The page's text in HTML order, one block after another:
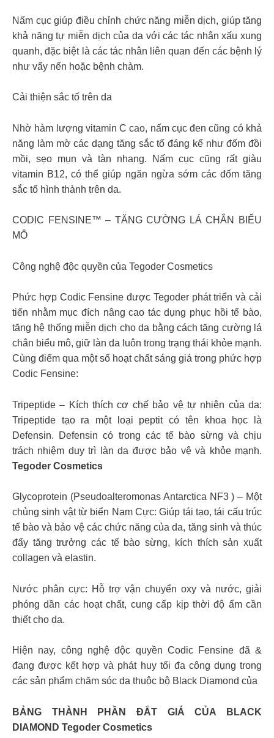
Nấm cục giúp điều chỉnh chức năng miễn dịch, giúp tăng
khả năng tự miễn dịch của da với các tác nhân xấu xung
quanh, đặc biệt là các tác nhân liên quan đến các bệnh lý
như vẩy nến hoặc bệnh chàm.
Cải thiện sắc tố trên da
Nhờ hàm lượng vitamin C cao, nấm cục đen cũng có khả
năng làm mờ các dạng tăng sắc tố đáng kể như đốm đồi
mồi, sẹo mụn và tàn nhang. Nấm cục cũng rất giàu
vitamin B12, có thể giúp ngăn ngừa sớm các đốm tăng
sắc tố hình thành trên da.
CODIC FENSINE™ – TĂNG CƯỜNG LÁ CHẮN BIỂU
MÔ
Công nghệ độc quyền của Tegoder Cosmetics
Phức hợp Codic Fensine được Tegoder phát triển và cải
tiến nhằm mục đích nâng cao tác dụng phục hồi tế bào,
tăng hệ thống miễn dịch cho da bằng cách tăng cường lá
chắn biểu mô, giữ làn da luôn trong trạng thái khỏe mạnh.
Cùng điểm qua một số hoạt chất sáng giá trong phức hợp
Codic Fensine:
Tripeptide – Kích thích cơ chế bảo vệ tự nhiên của da:
Tripeptide tạo ra một loại peptit có tên khoa học là
Defensin. Defensin có trong các tế bào sừng và chịu
trách nhiệm duy trì làn da được bảo vệ và khỏe mạnh.
Tegoder Cosmetics
Glycoprotein (Pseudoalteromonas Antarctica NF3 ) – Một
chủng sinh vật từ biển Nam Cực: Giúp tái tạo, tái cấu trúc
tế bào và bảo vệ các chức năng của da, tăng sinh và thúc
đẩy tăng trưởng các tế bào sừng, kích thích sản xuất
collagen và elastin.
Nước phân cực: Hỗ trợ vận chuyển oxy và nước, giải
phóng dần các hoạt chất, cung cấp kịp thời độ ẩm cần
thiết cho da.
Hiện nay, công nghệ độc quyền Codic Fensine đã &
đang được kết hợp và phát huy tối đa công dụng trong
các sản phẩm chăm sóc da thuộc bộ Black Diamond của
BẢNG THÀNH PHẦN ĐẮT GIÁ CỦA BLACK
DIAMOND Tegoder Cosmetics